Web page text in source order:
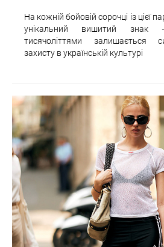
На кожній бойовій сорочці із цієї
унікальний вишитий
тисячоліттями залишається
захисту в українській культурі